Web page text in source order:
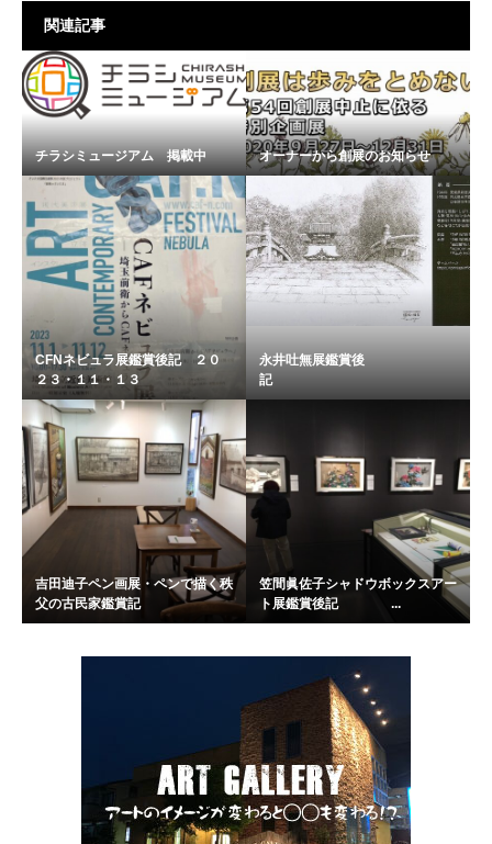
関連記事
チラシミュージアム 掲載中 オーナーから創展のお知らせ
CFNネビュラ展鑑賞後記 ２０
２３・１１・１３
永井吐無展鑑賞後
記 ...
吉田迪子ペン画展・ペンで描く秩
父の古民家鑑賞記
笠間眞佐子シャドウボックスアー
ト展鑑賞後記 ...